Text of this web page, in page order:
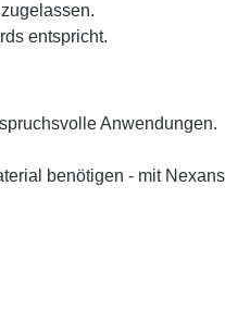
entspricht.
Anwendungen.
benötigen - mit